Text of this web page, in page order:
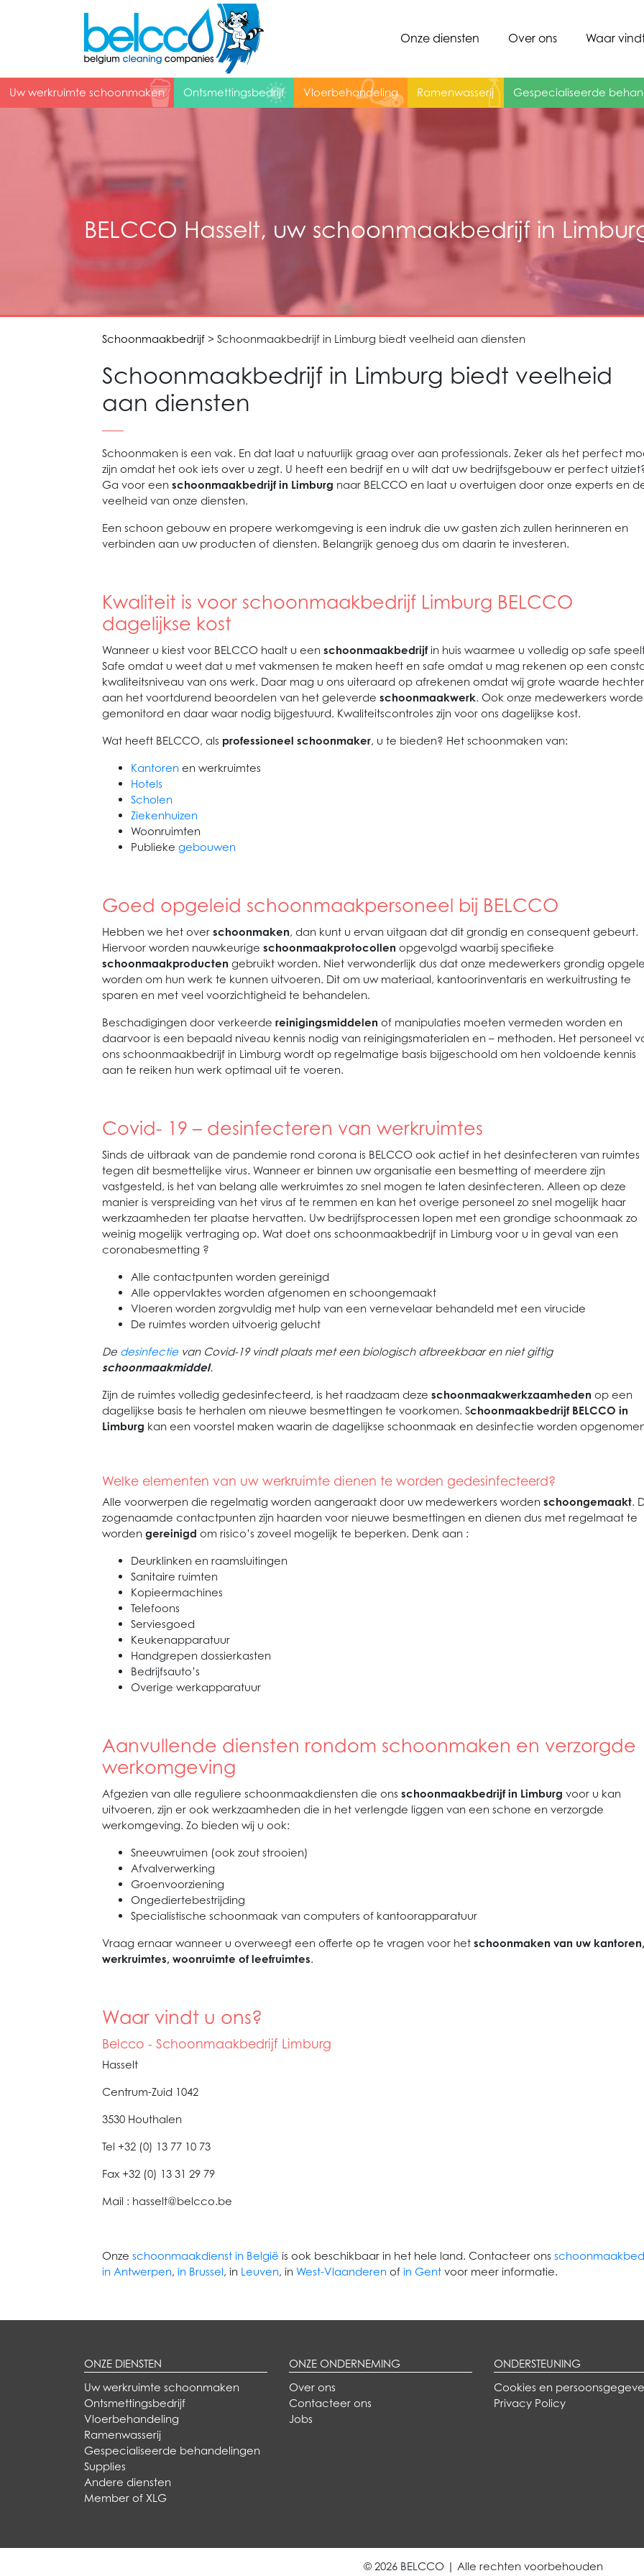
Onze diensten Over ons Waar
Uw werkruimte schoonmaken Ontsmettingsbedrijf Vloerbehandeling Ramenwasserij Gespecialiseerde
BELCCO Hasselt, uw schoonmaakbedrijf in
Schoonmaakbedrijf > Schoonmaakbedrijf in Limburg biedt veelheid aan diensten
Schoonmaakbedrijf in Limburg biedt veelheid
aan diensten
Schoonmaken is een vak. En dat laat u natuurlijk graag over aan professionals. Zeker als het perfect
zijn omdat het ook iets over u zegt. U heeft een bedrijf en u wilt dat uw bedrijfsgebouw er perfect
Ga voor een schoonmaakbedrijf in Limburg naar BELCCO en laat u overtuigen door onze experts en
veelheid van onze diensten.
Een schoon gebouw en propere werkomgeving is een indruk die uw gasten zich zullen herinneren en
verbinden aan uw producten of diensten. Belangrijk genoeg dus om daarin te investeren.
Kwaliteit is voor schoonmaakbedrijf Limburg BELCCO
dagelijkse kost
Wanneer u kiest voor BELCCO haalt u een schoonmaakbedrijfin huis waarmee u volledig op safe
Safe omdat u weet dat u met vakmensen te maken heeft en safe omdat u mag rekenen op een
kwaliteitsniveau van ons werk. Daar mag u ons uiteraard op afrekenen omdat wij grote waarde
aan het voortdurend beoordelen van het geleverde schoonmaakwerk. Ook onze medewerkers
gemonitord en daar waar nodig bijgestuurd. Kwaliteitscontroles zijn voor ons dagelijkse kost.
Wat heeft BELCCO, als professioneel schoonmaker, u te bieden? Het schoonmaken van:
Kantoren en werkruimtes
Hotels
Scholen
Ziekenhuizen
Woonruimten
Publieke gebouwen
Goed opgeleid schoonmaakpersoneel bij BELCCO
Hebben we het over schoonmaken, dan kunt u ervan uitgaan dat dit grondig en consequent gebeurt.
Hiervoor worden nauwkeurige schoonmaakprotocollen opgevolgd waarbij specifieke
schoonmaakproducten gebruikt worden. Niet verwonderlijk dus dat onze medewerkers grondig
worden om hun werk te kunnen uitvoeren. Dit om uw materiaal, kantoorinventaris en werkuitrusting te
sparen en met veel voorzichtigheid te behandelen.
Beschadigingen door verkeerde reinigingsmiddelen of manipulaties moeten vermeden worden en
daarvoor is een bepaald niveau kennis nodig van reinigingsmaterialen en – methoden. Het personeel
ons schoonmaakbedrijf in Limburg wordt op regelmatige basis bijgeschoold om hen voldoende kennis
aan te reiken hun werk optimaal uit te voeren.
Covid- 19 – desinfecteren van werkruimtes
Sinds de uitbraak van de pandemie rond corona is BELCCO ook actief in het desinfecteren van ruimtes
tegen dit besmettelijke virus. Wanneer er binnen uw organisatie een besmetting of meerdere zijn
vastgesteld, is het van belang alle werkruimtes zo snel mogen te laten desinfecteren. Alleen op deze
manier is verspreiding van het virus af te remmen en kan het overige personeel zo snel mogelijk haar
werkzaamheden ter plaatse hervatten. Uw bedrijfsprocessen lopen met een grondige schoonmaak zo
weinig mogelijk vertraging op. Wat doet ons schoonmaakbedrijf in Limburg voor u in geval van een
coronabesmetting ?
Alle contactpunten worden gereinigd
Alle oppervlaktes worden afgenomen en schoongemaakt
Vloeren worden zorgvuldig met hulp van een vernevelaar behandeld met een virucide
De ruimtes worden uitvoerig gelucht
De desinfectie van Covid-19 vindt plaats met een biologisch afbreekbaar en niet giftig
schoonmaakmiddel.
Zijn de ruimtes volledig gedesinfecteerd, is het raadzaam deze schoonmaakwerkzaamheden op een
dagelijkse basis te herhalen om nieuwe besmettingen te voorkomen. Schoonmaakbedrijf BELCCO in
Limburg kan een voorstel maken waarin de dagelijkse schoonmaak en desinfectie worden
Welke elementen van uw werkruimte dienen te worden gedesinfecteerd?
Alle voorwerpen die regelmatig worden aangeraakt door uw medewerkers worden schoongemaakt.
zogenaamde contactpunten zijn haarden voor nieuwe besmettingen en dienen dus met regelmaat te
worden gereinigd om risico’s zoveel mogelijk te beperken. Denk aan :
Deurklinken en raamsluitingen
Sanitaire ruimten
Kopieermachines
Telefoons
Serviesgoed
Keukenapparatuur
Handgrepen dossierkasten
Bedrijfsauto’s
Overige werkapparatuur
Aanvullende diensten rondom schoonmaken en verzorgde
werkomgeving
Afgezien van alle reguliere schoonmaakdiensten die ons schoonmaakbedrijf in Limburg voor u kan
uitvoeren, zijn er ook werkzaamheden die in het verlengde liggen van een schone en verzorgde
werkomgeving. Zo bieden wij u ook:
Sneeuwruimen (ook zout strooien)
Afvalverwerking
Groenvoorziening
Ongediertebestrijding
Specialistische schoonmaak van computers of kantoorapparatuur
Vraag ernaar wanneer u overweegt een offerte op te vragen voor het schoonmaken van uw kantoren,
werkruimtes, woonruimte of leefruimtes.
Waar vindt u ons?
Belcco - Schoonmaakbedrijf Limburg
Hasselt
Centrum-Zuid 1042
3530 Houthalen
Tel +32 (0) 13 77 10 73
Fax +32 (0) 13 31 29 79
Mail : hasselt@belcco.be
Onze schoonmaakdienst in België is ook beschikbaar in het hele land. Contacteer ons
in Antwerpen, in Brussel, in Leuven, in West-Vlaanderen of in Gent voor meer informatie.
ONZE DIENSTEN
Uw werkruimte schoonmaken
Ontsmettingsbedrijf
Vloerbehandeling
Ramenwasserij
Gespecialiseerde behandelingen
Supplies
Andere diensten
Member of XLG
ONZE ONDERNEMING
Over ons
Contacteer ons
Jobs
ONDERSTEUNING
Cookies en
Privacy Policy
© 2026 BELCCO | Alle rechten voorbehouden